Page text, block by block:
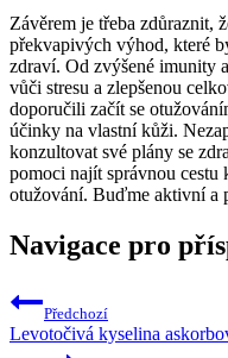
Závěrem je třeba zdůraznit,
překvapivých výhod, které
zdraví. Od zvýšené imunity
vůči stresu a zlepšenou
doporučili začít se
účinky na vlastní kůži.
konzultovat své plány se
pomoci najít správnou
otužování. Buďme aktivní a
Navigace pro
Předchozí
Levotočivá kyselina